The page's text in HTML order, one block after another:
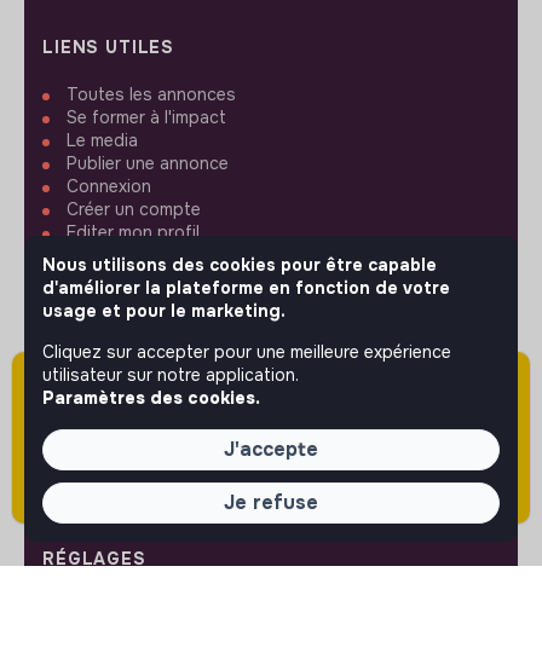
Attention cette annonce a été publiée il y a
plus de 60 jours (le 02/06/2026) et est sans
doute expirée ou non mise à jour.
LIENS UTILES
Toutes les annonces
Se former à l'impact
Le media
Publier une annonce
Connexion
Créer un compte
Editer mon profil
Espace recruteur
Les fiches métiers
Offres d'emploi
Offres de stage
Offres d'alternance
ASSISTANCE
FAQ
Conditions d'utilisation
RÉGLAGES
Nous utilisons des cookies pour être capable
d'améliorer la plateforme en fonction de votre
usage et pour le marketing.
Cliquez sur accepter pour une meilleure expérience
utilisateur sur notre application.
Paramètres des cookies.
J'accepte
Je refuse